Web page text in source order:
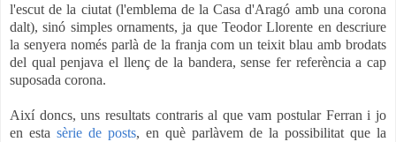
l'escut de la ciutat (l'emblema de la Casa d'Aragó amb una corona
dalt), sinó simples ornaments, ja que Teodor Llorente en descriure
la senyera només parlà de la franja com un teixit blau amb brodats
del qual penjava el llenç de la bandera, sense fer referència a cap
suposada corona.
Així doncs, uns resultats contraris al que vam postular Ferran i jo
en esta sèrie de posts, en què parlàvem de la possibilitat que la